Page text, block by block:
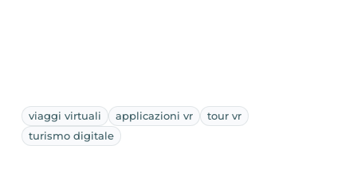
viaggi virtuali applicazioni vr
tour vr
turismo digitale